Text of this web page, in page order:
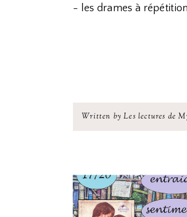
- les drames à répétition
Written by Les lectures de